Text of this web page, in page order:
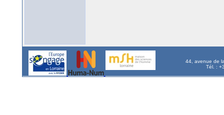
44, avenue de
Tél. :